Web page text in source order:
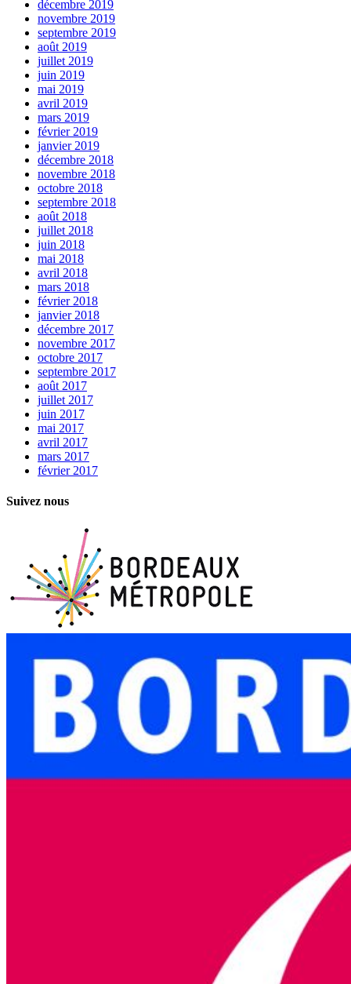
décembre 2019
novembre 2019
septembre 2019
août 2019
juillet 2019
juin 2019
mai 2019
avril 2019
mars 2019
février 2019
janvier 2019
décembre 2018
novembre 2018
octobre 2018
septembre 2018
août 2018
juillet 2018
juin 2018
mai 2018
avril 2018
mars 2018
février 2018
janvier 2018
décembre 2017
novembre 2017
octobre 2017
septembre 2017
août 2017
juillet 2017
juin 2017
mai 2017
avril 2017
mars 2017
février 2017
Suivez nous